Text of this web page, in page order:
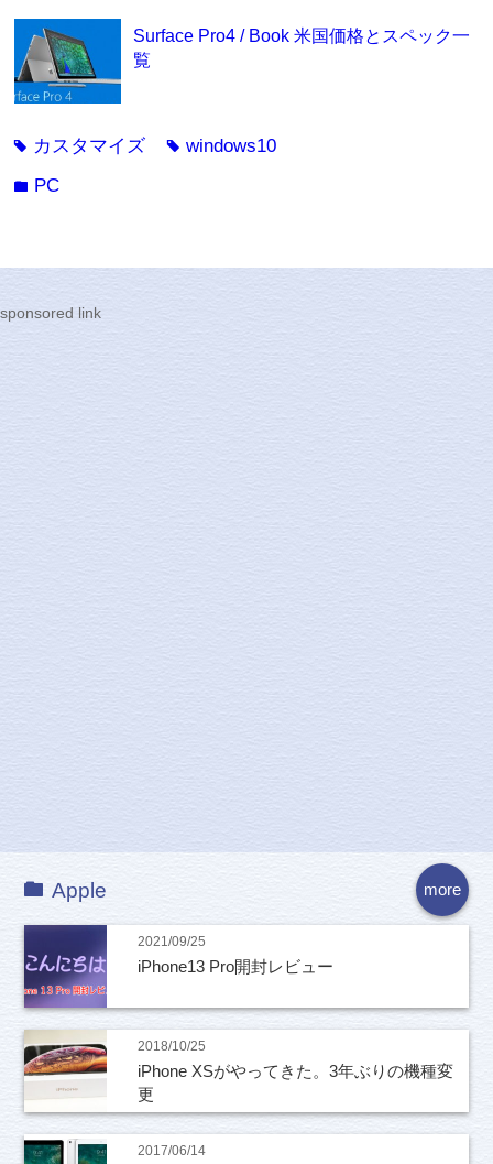
Surface Pro4 / Book 米国価格とスペック一
覧
tag カスタマイズ tagwindows10
folder PC
sponsored link
more
Apple
2021/09/25
iPhone13 Pro開封レビュー
2018/10/25
iPhone XSがやってきた。3年ぶりの機種変
更
2017/06/14